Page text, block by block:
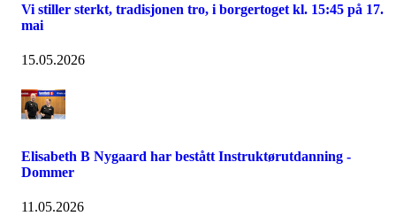
Vi stiller sterkt, tradisjonen tro, i borgertoget kl. 15:45 på 17.
mai
15.05.2026
Elisabeth B Nygaard har bestått Instruktørutdanning -
Dommer
11.05.2026